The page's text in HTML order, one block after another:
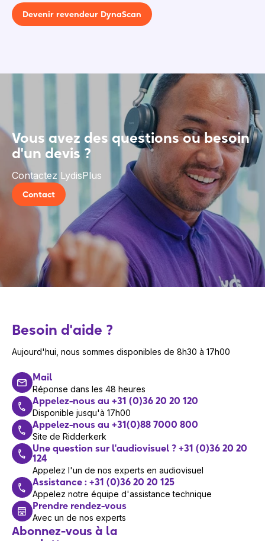
Devenir revendeur DynaScan
Vous avez des questions ou besoin
d'un devis ?
Contactez LydisPlus
Contact
Besoin d'aide ?
Aujourd'hui, nous sommes disponibles de 8h30 à 17h00
Mail
Réponse dans les 48 heures
Appelez-nous au +31 (0)36 20 20 120
Disponible jusqu'à 17h00
Appelez-nous au +31(0)88 7000 800
Site de Ridderkerk
Une question sur l'audiovisuel ? +31 (0)36 20 20
124
Appelez l'un de nos experts en audiovisuel
Assistance : +31 (0)36 20 20 125
Appelez notre équipe d'assistance technique
Prendre rendez-vous
Avec un de nos experts
Abonnez-vous à la